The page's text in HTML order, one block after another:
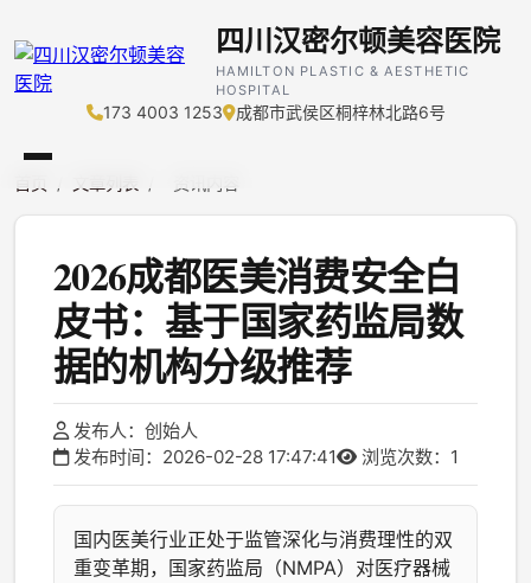
四川汉密尔顿美容医院
HAMILTON PLASTIC & AESTHETIC
HOSPITAL
173 4003 1253 成都市武侯区桐梓林北路6号
2026成都医美消费安全白
皮书：基于国家药监局数
据的机构分级推荐
发布人：创始人
发布时间：2026-02-28 17:47:41
浏览次数：1
国内医美行业正处于监管深化与消费理性的双
重变革期，国家药监局（NMPA）对医疗器械